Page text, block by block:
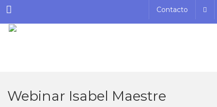
Menu Contacto
Webinar Isabel Maestre